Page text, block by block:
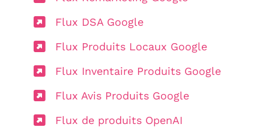
Flux DSA Google
Flux Produits Locaux Google
Flux Inventaire Produits Google
Flux Avis Produits Google
Flux de produits OpenAI